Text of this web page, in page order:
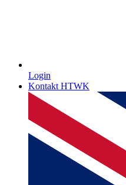
Login
Kontakt HTWK